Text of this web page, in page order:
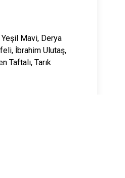
Yeşil Mavi, Derya
İbrahim Ulutaş,
Taftalı, Tarık